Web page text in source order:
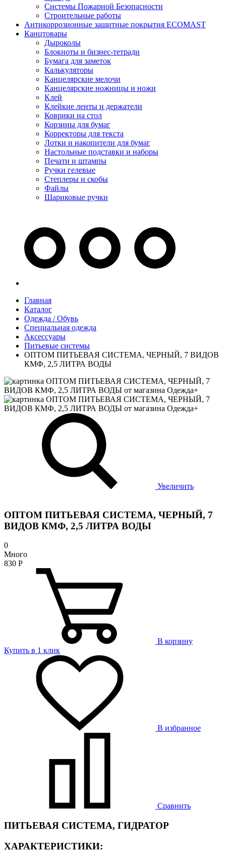
Системы Пожарной Безопасности
Строительные работы
Антикоррозионные защитные покрытия ECOMAST
Канцтовары
Дыроколы
Блокноты и бизнес-тетради
Бумага для заметок
Калькуляторы
Канцелярские мелочи
Канцелярские ножницы и ножи
Клей
Клейкие ленты и держатели
Коврики на стол
Корзины для бумаг
Корректоры для текста
Лотки и накопители для бумаг
Настольные подставки и наборы
Печати и штампы
Ручки гелевые
Степлеры и скобы
Файлы
Шариковые ручки
Главная
Каталог
Одежда / Обувь
Специальная одежда
Аксессуары
Питьевые системы
ОПТОМ ПИТЬЕВАЯ СИСТЕМА, ЧЕРНЫЙ, 7 ВИДОВ
КМФ, 2,5 ЛИТРА ВОДЫ
Увеличить
ОПТОМ ПИТЬЕВАЯ СИСТЕМА, ЧЕРНЫЙ, 7
ВИДОВ КМФ, 2,5 ЛИТРА ВОДЫ
0
Много
830 Р
В корзину
Купить в 1 клик
В избранное
Сравнить
ПИТЬЕВАЯ СИСТЕМА, ГИДРАТОР
ХАРАКТЕРИСТИКИ: